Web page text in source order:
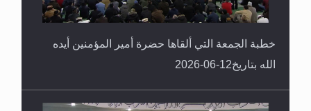
خطبة الجمعة التي ألقاها حضرة أمير المؤمنين أيده
الله بتاريخ12-06-2026